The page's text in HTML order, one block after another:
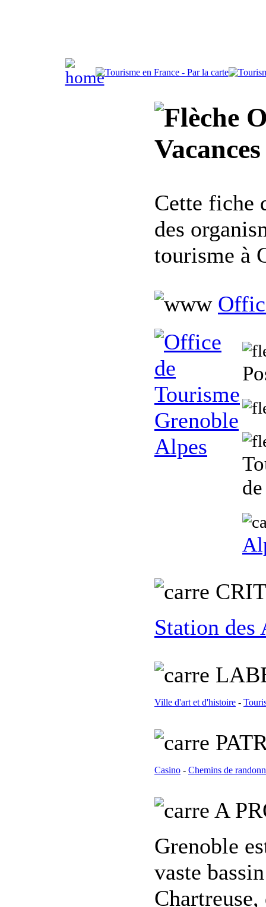
Cette fiche
des
tourisme à
C
Station des
L
Ville d'art et d'histoire -
Casino - Chemins de
A
Grenoble
vaste